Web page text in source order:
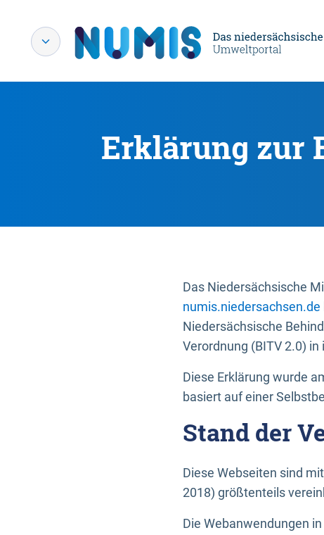
Erklärung zur
Das Niedersächsische
numis.niedersachsen.de
Niedersächsische
Verordnung (BITV 2.0)
Diese Erklärung wurde
basiert auf einer
Stand der
Diese Webseiten sind
2018) größtenteils
Die Webanwendungen